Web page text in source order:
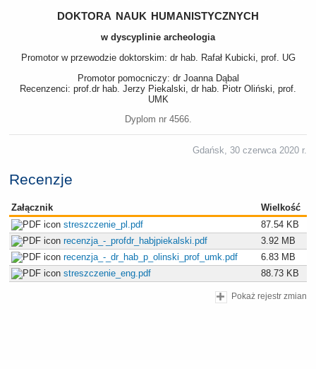
doktora nauk humanistycznych
w dyscyplinie archeologia
Promotor w przewodzie doktorskim: dr hab. Rafał Kubicki, prof. UG
Promotor pomocniczy: dr Joanna Dąbal
Recenzenci: prof.dr hab. Jerzy Piekalski, dr hab. Piotr Oliński, prof.
UMK
Dyplom nr 4566.
Gdańsk, 30 czerwca 2020 r.
Recenzje
Załącznik
Wielkość
streszczenie_pl.pdf
87.54 KB
recenzja_-_profdr_habjpiekalski.pdf
3.92 MB
recenzja_-_dr_hab_p_olinski_prof_umk.pdf
6.83 MB
streszczenie_eng.pdf
88.73 KB
Pokaż rejestr zmian